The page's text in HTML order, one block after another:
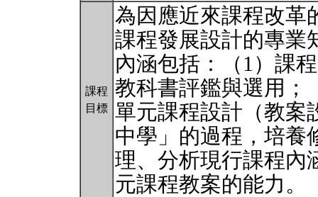
課程
目標
為因應近來課程改革
課程發展設計的專業
內涵包括：（1）課
教科書評鑑與選用；
單元課程設計（教案
中學」的過程，培養
理、分析現行課程內
元課程教案的能力。